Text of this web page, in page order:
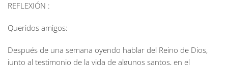
REFLEXIÓN :
Queridos amigos:
Después de una semana oyendo hablar del Reino de Dios,
junto al testimonio de la vida de algunos santos, en el